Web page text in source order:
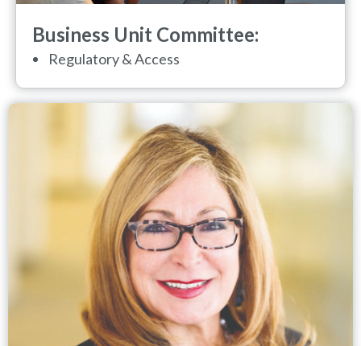
Business Unit Committee:
Regulatory & Access